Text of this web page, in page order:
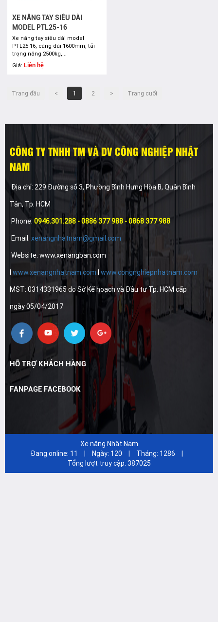
XE NÂNG TAY SIÊU DÀI
MODEL PTL25-16
Xe nâng tay siêu dài model
PTL25-16, càng dài 1600mm, tải
trọng nâng 2500kg,...
Giá: Liên hệ
Trang đầu < 1 2 > Trang cuối
CÔNG TY TNHH TM VÀ DV CÔNG NGHIỆP NHẬT
NAM
Địa chỉ: 229 Đường số 3, Phường Bình Hưng Hòa B, Quận Bình
Tân, Tp. HCM
Phone: 0946.301.288 - 0886 377 988 - 0868 377 988
Email: xenangnhatnam@gmail.com
Website: www.xenangban.com
www.xenangnhatnam.com Iwww.congnghiepnhatnam.com
MST: 0314331965 do Sở Kế hoạch và Đầu tư Tp. HCM cấp
ngày 05/04/2017
HỖ TRỢ KHÁCH HÀNG
FANPAGE FACEBOOK
Xe nâng Nhật Nam
Đang online: 11 Ngày: 120 Tháng: 1286
Tổng lượt truy cập: 387025